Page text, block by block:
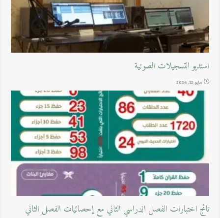
استديو التسجيلات الصوتية
مايو 12, 2026
تائج اختبارات الفصل الدراسي الثاني مع إحصائيات الفصل الثاني